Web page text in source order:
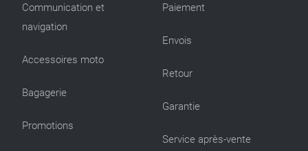
Communication et
navigation
Accessoires moto
Bagagerie
Promotions
Paiement
Envois
Retour
Garantie
Service après-vente